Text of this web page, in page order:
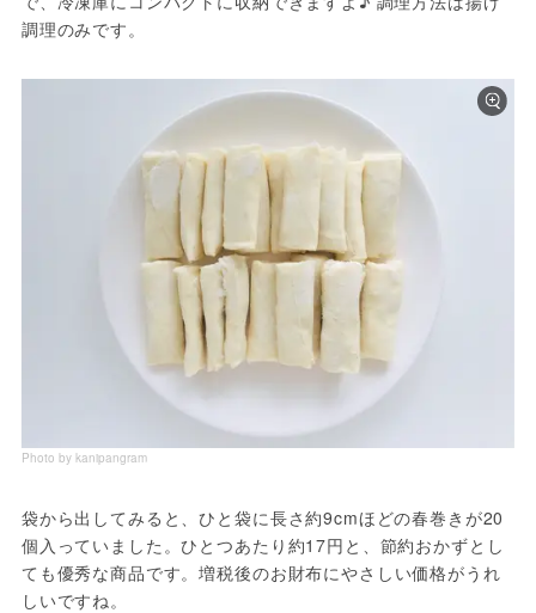
調理のみです。
Photo by kanipangram
袋から出してみると、ひと袋に長さ約9cmほどの春巻きが20
個入っていました。ひとつあたり約17円と、節約おかずとし
ても優秀な商品です。増税後のお財布にやさしい価格がうれ
しいですね。